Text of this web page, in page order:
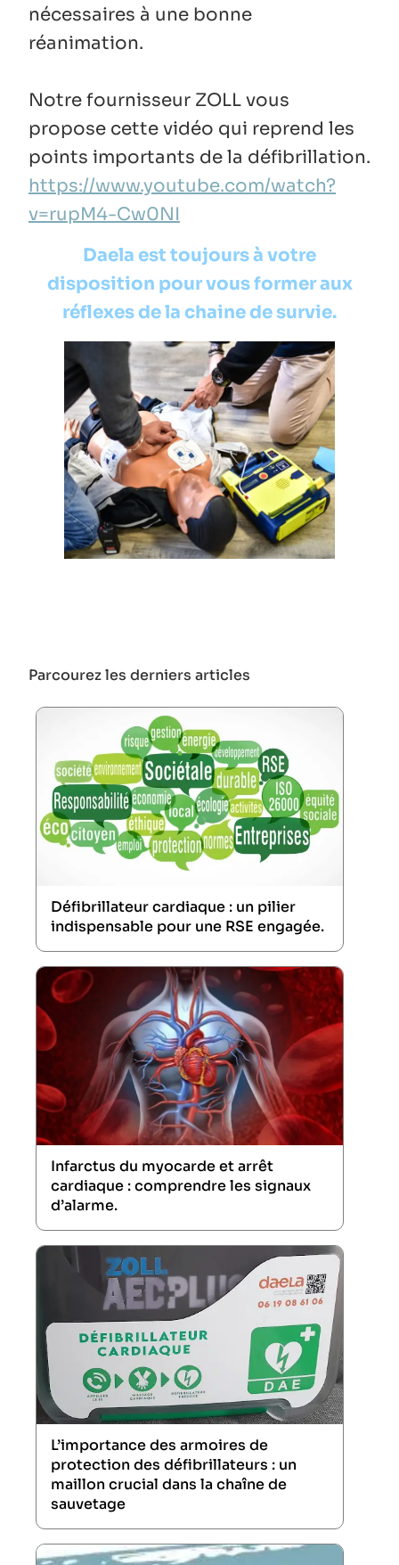
nécessaires à une bonne
réanimation.
Notre fournisseur ZOLL vous
propose cette vidéo qui reprend les
points importants de la défibrillation.
https://www.youtube.com/watch?
v=rupM4-Cw0NI
Daela est toujours à votre
disposition pour vous former aux
réflexes de la chaine de survie.
Parcourez les derniers articles
Défibrillateur cardiaque : un pilier
indispensable pour une RSE engagée.
Infarctus du myocarde et arrêt
cardiaque : comprendre les signaux
d’alarme.
L’importance des armoires de
protection des défibrillateurs : un
maillon crucial dans la chaîne de
sauvetage